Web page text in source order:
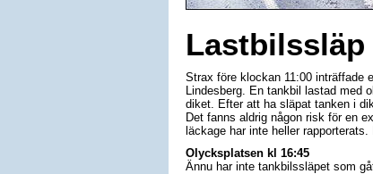
Strax före klockan 11:00 inträffade
Lindesberg. En tankbil lastad med
diket. Efter att ha släpat tanken i
Det fanns aldrig någon risk för en
läckage har inte heller
Olycksplatsen kl 16:45
Ännu har inte tankbilssläpet som